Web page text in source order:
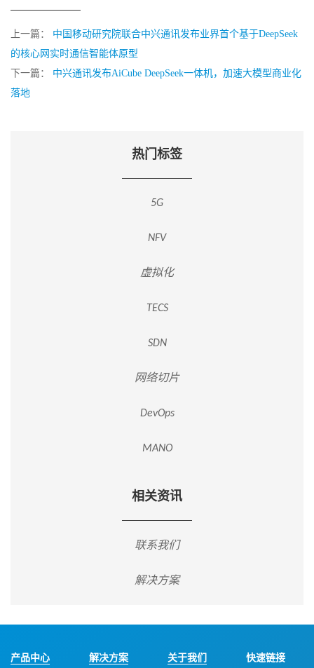
上一篇： 中国移动研究院联合中兴通讯发布业界首个基于DeepSeek
的核心网实时通信智能体原型
下一篇： 中兴通讯发布AiCube DeepSeek一体机，加速大模型商业化
落地
热门标签
5G
NFV
虚拟化
TECS
SDN
网络切片
DevOps
MANO
相关资讯
联系我们
解决方案
产品中心 解决方案 关于我们 快速链接